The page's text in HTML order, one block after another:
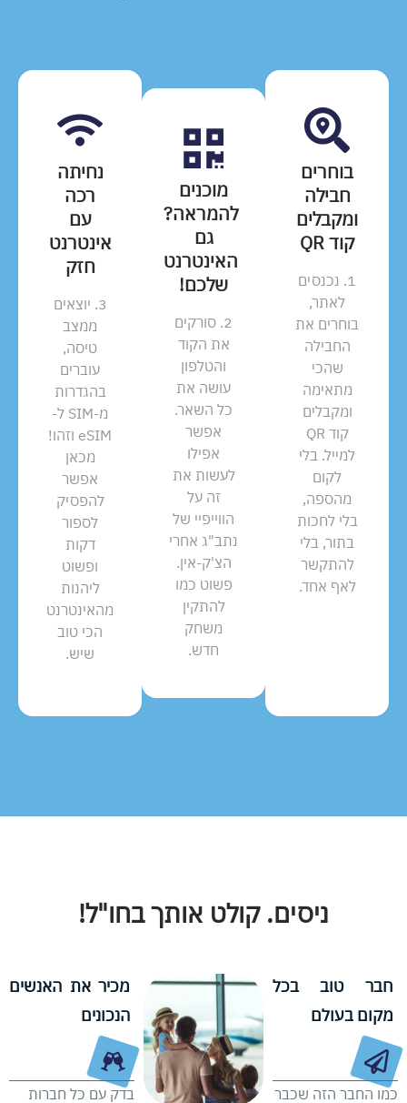
בוחרים
חבילה
ומקבלים
קוד QR
1. נכנסים
לאתר,
בוחרים את
החבילה
שהכי
מתאימה
ומקבלים
קוד QR
למייל. בלי
לקום
מהספה,
בלי לחכות
בתור, בלי
להתקשר
לאף אחד.
מוכנים
להמראה?
גם
האינטרנט
שלכם!
2. סורקים
את הקוד
והטלפון
עושה את
כל השאר.
אפשר
אפילו
לעשות את
זה על
הווייפיי של
נתב"ג אחרי
הצ'ק-אין.
פשוט כמו
להתקין
משחק
חדש.
נחיתה
רכה
עם
אינטרנט
חזק
3. יוצאים
ממצב
טיסה,
עוברים
בהגדרות
מ-SIM ל-
eSIM וזהו!
מכאן
אפשר
להפסיק
לספור
דקות
ופשוט
ליהנות
מהאינטרנט
הכי טוב
שיש.
ניסים. קולט אותך בחו"ל!
חבר טוב בכל
מקום בעולם
כמו החבר הזה שכבר
מכיר את האנשים
הנכונים
בדק עם כל חברות